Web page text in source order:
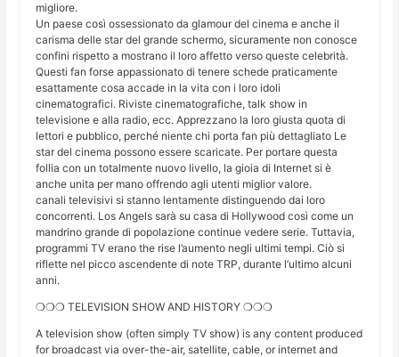
migliore.
Un paese così ossessionato da glamour del cinema e anche il
carisma delle star del grande schermo, sicuramente non conosce
confini rispetto a mostrano il loro affetto verso queste celebrità.
Questi fan forse appassionato di tenere schede praticamente
esattamente cosa accade in la vita con i loro idoli
cinematografici. Riviste cinematografiche, talk show in
televisione e alla radio, ecc. Apprezzano la loro giusta quota di
lettori e pubblico, perché niente chi porta fan più dettagliato Le
star del cinema possono essere scaricate. Per portare questa
follia con un totalmente nuovo livello, la gioia di Internet si è
anche unita per mano offrendo agli utenti miglior valore.
canali televisivi si stanno lentamente distinguendo dai loro
concorrenti. Los Angels sarà su casa di Hollywood così come un
mandrino grande di popolazione continue vedere serie. Tuttavia,
programmi TV erano the rise l’aumento negli ultimi tempi. Ciò si
riflette nel picco ascendente di note TRP, durante l’ultimo alcuni
anni.
❍❍❍ TELEVISION SHOW AND HISTORY ❍❍❍
A television show (often simply TV show) is any content produced
for broadcast via over-the-air, satellite, cable, or internet and